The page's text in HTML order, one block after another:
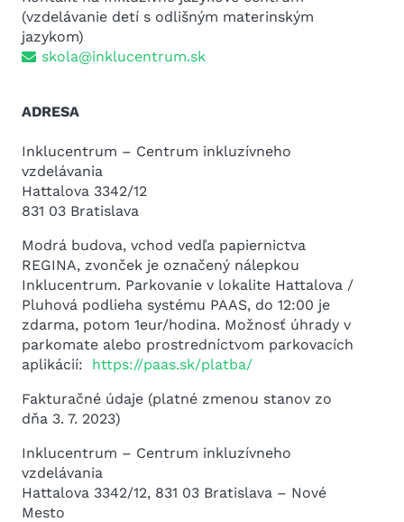
(vzdelávanie detí s odlišným materinským
jazykom)
skola@inklucentrum.sk
ADRESA
Inklucentrum – Centrum inkluzívneho
vzdelávania
Hattalova 3342/12
831 03 Bratislava
Modrá budova, vchod vedľa papiernictva
REGINA, zvonček je označený nálepkou
Inklucentrum. Parkovanie v lokalite Hattalova /
Pluhová podlieha systému PAAS, do 12:00 je
zdarma, potom 1eur/hodina. Možnosť úhrady v
parkomate alebo prostredníctvom parkovacích
aplikácií:
https://paas.sk/platba/
Fakturačné údaje (platné zmenou stanov zo
dňa 3. 7. 2023)
Inklucentrum – Centrum inkluzívneho
vzdelávania
Hattalova 3342/12, 831 03 Bratislava – Nové
Mesto